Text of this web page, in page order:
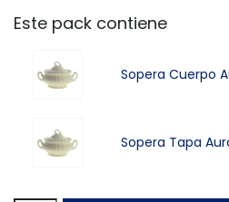
Este pack contiene
Sopera Cuerpo
Sopera Tapa